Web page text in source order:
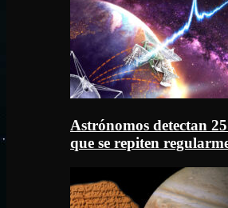
Astrónomos detectan
que se repiten